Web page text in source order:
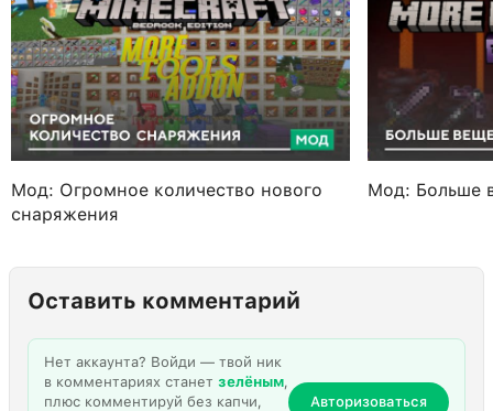
Мод: Огромное количество нового
снаряжения
Мод: Больше
Оставить комментарий
Нет аккаунта? Войди — твой ник
в комментариях станет зелёным,
плюс комментируй без капчи,
Авторизоваться